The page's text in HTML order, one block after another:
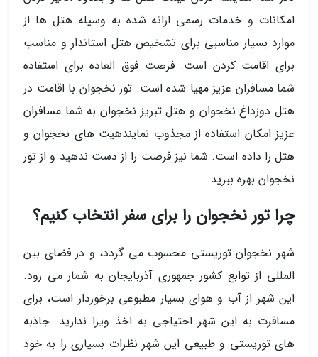
امکانات و خدمات رسمی ارائه شده به وسیله هتل ها از
موارد بسیار مناسبی برای تشخیص هتل استاندار و مناسب
برای اقامت کردن است. فرصت فوق العاده برای استفاده
شما مسافران عزیز مهیا شده است. تور نخجوان با اقامت در
هتل دوزداغ نخجوان و هتل تبریز نخجوان به شما مسافران
عزیز امکان استفاده از مجذوب نمایندهیت های نخجوان و
هتل را داده است. شما نیز فرصت را از دست ندهید و از تور
نخجوان بهره ببرید.
چرا تور نخجوان را برای سفر انتخاب کنیم؟
شهر نخجوان توریستی محسوب می گردد، و در فضای بین
المللی از توابع کشور جمهوری آذربایجان به شمار می رود.
این شهر از آب و هوای بسیار مطبوعی برخوردار است، برای
مسافرت به این شهر احتیاجی به اخذ ویزا ندارید. جاذبه
های توریستی و طبیعی این شهر نظرات بسیاری را به خود